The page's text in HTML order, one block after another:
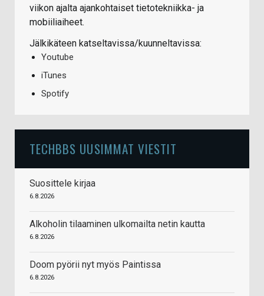
viikon ajalta ajankohtaiset tietotekniikka- ja
mobiiliaiheet.
Jälkikäteen katseltavissa/kuunneltavissa:
Youtube
iTunes
Spotify
TECHBBS UUSIMMAT VIESTIT
Suosittele kirjaa
6.8.2026
Alkoholin tilaaminen ulkomailta netin kautta
6.8.2026
Doom pyörii nyt myös Paintissa
6.8.2026